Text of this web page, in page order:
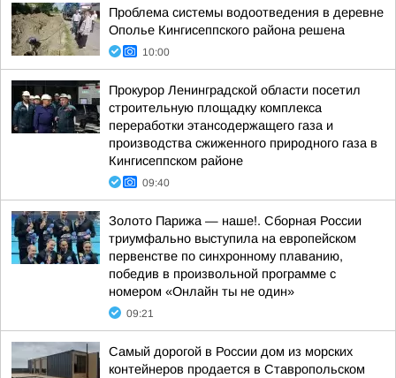
Проблема системы водоотведения в деревне
Ополье Кингисеппского района решена
10:00
Прокурор Ленинградской области посетил
строительную площадку комплекса
переработки этансодержащего газа и
производства сжиженного природного газа в
Кингисеппском районе
09:40
Золото Парижа — наше!. Сборная России
триумфально выступила на европейском
первенстве по синхронному плаванию,
победив в произвольной программе с
номером «Онлайн ты не один»
09:21
Самый дорогой в России дом из морских
контейнеров продается в Ставропольском